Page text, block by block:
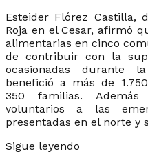
Esteider Flórez Castilla,
Roja en el Cesar, afirmó
alimentarias en cinco
de contribuir con la
ocasionadas durante
benefició a más de
350 familias.
voluntarios a las
presentadas en el norte y
Sigue leyendo